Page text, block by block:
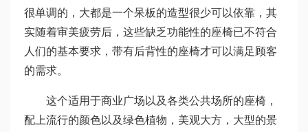
很单调的，大都是一个呆板的造型很少可以依靠，其
实随着审美疲劳后，这些缺乏功能性的座椅已不符合
人们的基本要求，带有后背性的座椅才可以满足顾客
的需求。
这个适用于商业广场以及各类公共场所的座椅，
配上流行的颜色以及绿色植物，美观大方，大型的景